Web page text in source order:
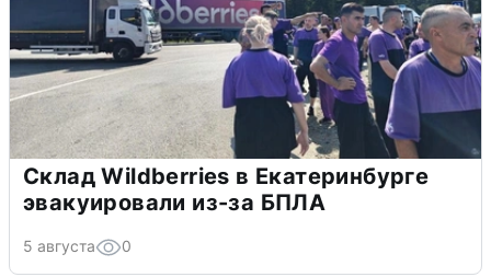
Склад Wildberries в Екатеринбурге
эвакуировали из-за БПЛА
5 августа 0